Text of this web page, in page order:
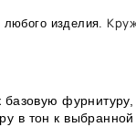
изделия.
фурнитуру,
тон к